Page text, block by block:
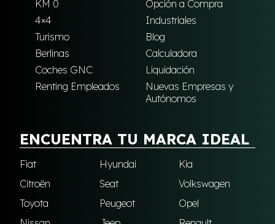
KM 0
Opción a Compra
4×4
Industriales
Turismo
Blog
Berlinas
Calculadora
Coches GNC
Liquidación
Renting Empleados
Nuevas Empresas y
Autónomos
ENCUENTRA TU MARCA IDEAL
Fiat Hyundai
Kia
Citroën
Seat
Volkswagen
Toyota
Peugeot
Opel